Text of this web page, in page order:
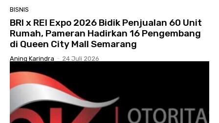
BISNIS
BRI x REI Expo 2026 Bidik Penjualan 60 Unit
Rumah, Pameran Hadirkan 16 Pengembang
di Queen City Mall Semarang
Aning Karindra - 24 Juli 2026